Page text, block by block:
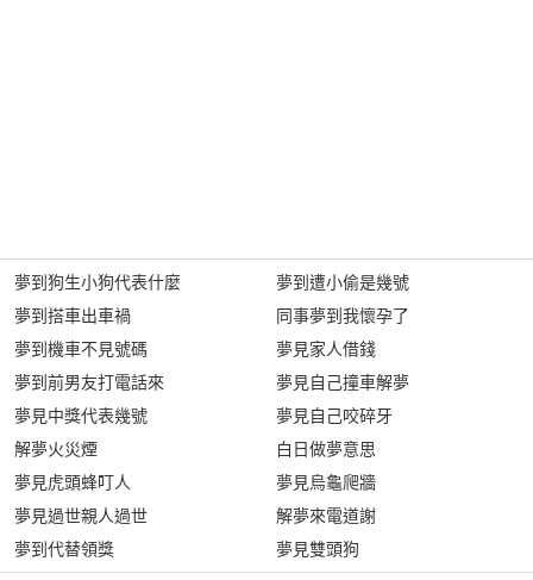
夢到狗生小狗代表什麼
夢到搭車出車禍
夢到機車不見號碼
夢到前男友打電話來
夢見中獎代表幾號
解夢火災煙
夢見虎頭蜂叮人
夢見過世親人過世
夢到代替領獎
夢到遭小偷是幾號
同事夢到我懷孕了
夢見家人借錢
夢見自己撞車解夢
夢見自己咬碎牙
白日做夢意思
夢見烏龜爬牆
解夢來電道謝
夢見雙頭狗